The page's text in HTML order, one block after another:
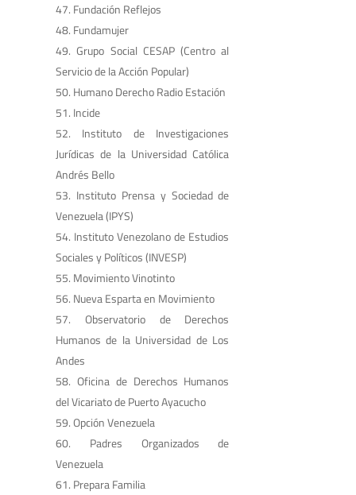
Fundación Reflejos
Fundamujer
Grupo Social CESAP (Centro al
Servicio de la Acción Popular)
Humano Derecho Radio Estación
Incide
Instituto de Investigaciones
Jurídicas de la Universidad Católica
Andrés Bello
Instituto Prensa y Sociedad de
Venezuela (IPYS)
Instituto Venezolano de Estudios
Sociales y Políticos (INVESP)
Movimiento Vinotinto
Nueva Esparta en Movimiento
Observatorio de Derechos
Humanos de la Universidad de Los
Andes
Oficina de Derechos Humanos
del Vicariato de Puerto Ayacucho
Opción Venezuela
Padres Organizados de
Venezuela
Prepara Familia